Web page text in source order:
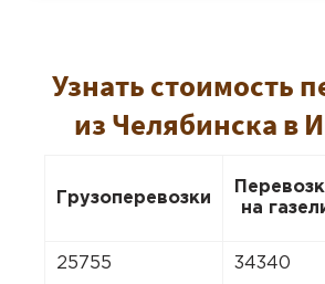
Узнать стоимость
из Челябинска в
Грузоперевозки
на
25755 34340